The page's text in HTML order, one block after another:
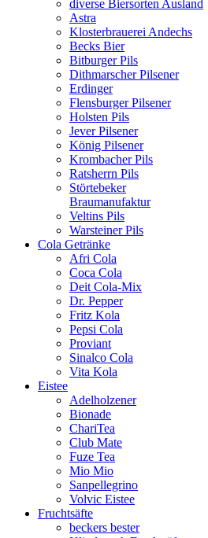
diverse Biersorten Ausland
Astra
Klosterbrauerei Andechs
Becks Bier
Bitburger Pils
Dithmarscher Pilsener
Erdinger
Flensburger Pilsener
Holsten Pils
Jever Pilsener
König Pilsener
Krombacher Pils
Ratsherrn Pils
Störtebeker
Braumanufaktur
Veltins Pils
Warsteiner Pils
Cola Getränke
Afri Cola
Coca Cola
Deit Cola-Mix
Dr. Pepper
Fritz Kola
Pepsi Cola
Proviant
Sinalco Cola
Vita Kola
Eistee
Adelholzener
Bionade
ChariTea
Club Mate
Fuze Tea
Mio Mio
Sanpellegrino
Volvic Eistee
Fruchtsäfte
beckers bester